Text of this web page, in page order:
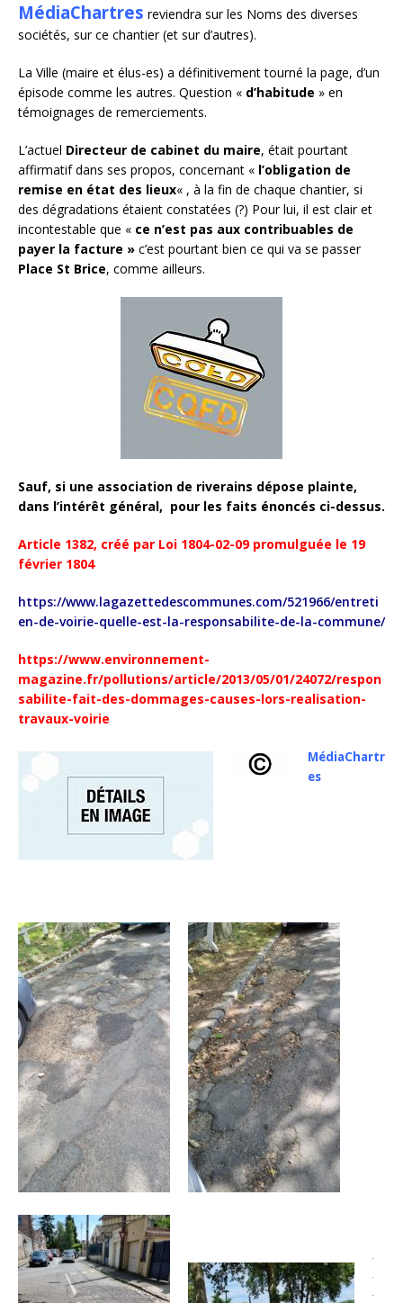
MédiaChartres reviendra sur les Noms des diverses
sociétés, sur ce chantier (et sur d’autres).
La Ville (maire et élus-es) a définitivement tourné la page, d’un
épisode comme les autres. Question « d’habitude » en
témoignages de remerciements.
L’actuel Directeur de cabinet du maire, était pourtant
affirmatif dans ses propos, concernant « l’obligation de
remise en état des lieux« , à la fin de chaque chantier, si
des dégradations étaient constatées (?) Pour lui, il est clair et
incontestable que « ce n’est pas aux contribuables de
payer la facture » c’est pourtant bien ce qui va se passer
Place St Brice, comme ailleurs.
Sauf, si une association de riverains dépose plainte,
dans l’intérêt général, pour les faits énoncés ci-dessus.
Article 1382, créé par Loi 1804-02-09 promulguée le 19
février 1804
https://www.lagazettedescommunes.com/521966/entreti
en-de-voirie-quelle-est-la-responsabilite-de-la-commune/
https://www.environnement-
magazine.fr/pollutions/article/2013/05/01/24072/respon
sabilite-fait-des-dommages-causes-lors-realisation-
travaux-voirie
MédiaChartr
es